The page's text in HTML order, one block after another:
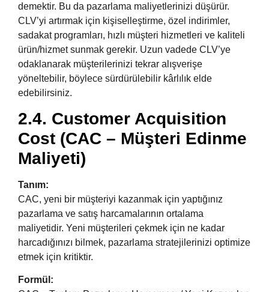
demektir. Bu da pazarlama maliyetlerinizi düşürür.
CLV’yi artırmak için kişiselleştirme, özel indirimler,
sadakat programları, hızlı müşteri hizmetleri ve kaliteli
ürün/hizmet sunmak gerekir. Uzun vadede CLV’ye
odaklanarak müşterilerinizi tekrar alışverişe
yöneltebilir, böylece sürdürülebilir kârlılık elde
edebilirsiniz.
2.4. Customer Acquisition
Cost (CAC – Müşteri Edinme
Maliyeti)
Tanım:
CAC, yeni bir müşteriyi kazanmak için yaptığınız
pazarlama ve satış harcamalarının ortalama
maliyetidir. Yeni müşterileri çekmek için ne kadar
harcadığınızı bilmek, pazarlama stratejilerinizi optimize
etmek için kritiktir.
Formül: